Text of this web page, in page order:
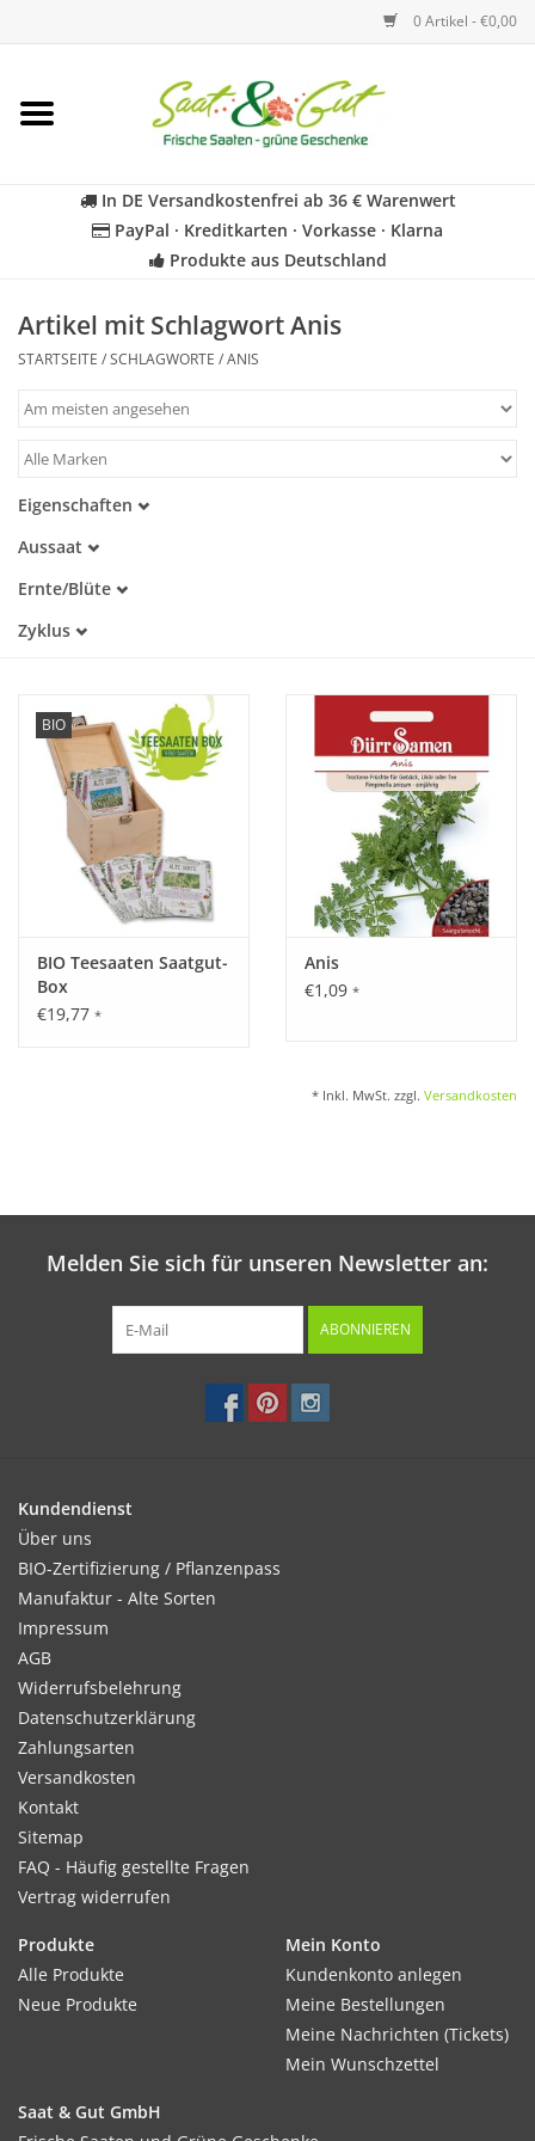
0 Artikel - €0,00
Startseite
Kräuter
Für Kinder
Geschenkideen
Katalog
In DE Versandkostenfrei ab 36 € Warenwert
PayPal · Kreditkarten · Vorkasse · Klarna
Produkte aus Deutschland
Artikel mit Schlagwort Anis
STARTSEITE /SCHLAGWORTE /ANIS
Eigenschaften
Alte Sorte
Warmkeimer
Lichtkeimer
Aussaat
März
April
August
Ernte/Blüte
Juni
September
Oktober
Zyklus
BIO
BIO Teesaaten Saatgut-
Box
€19,77 *
Anis
€1,09 *
* Inkl. MwSt. zzgl. Versandkosten
Melden Sie sich für unseren Newsletter an:
ABONNIEREN
Kundendienst
Über uns
BIO-Zertifizierung / Pflanzenpass
Manufaktur - Alte Sorten
Impressum
AGB
Widerrufsbelehrung
Datenschutzerklärung
Zahlungsarten
Versandkosten
Kontakt
Sitemap
FAQ - Häufig gestellte Fragen
Vertrag widerrufen
Produkte
Alle Produkte
Neue Produkte
Mein Konto
Kundenkonto anlegen
Meine Bestellungen
Meine Nachrichten (Tickets)
Mein Wunschzettel
Saat & Gut GmbH